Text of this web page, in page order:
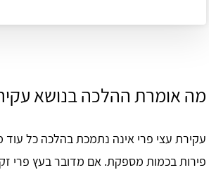
מה אומרת ההלכה בנושא
עקירת עצי פרי אינה נתמכת בהלכה כל
פירות בכמות מספקת. אם מדובר בעץ פרי